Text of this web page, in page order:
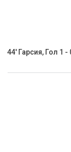
44' Гарсия, Гол 1 -